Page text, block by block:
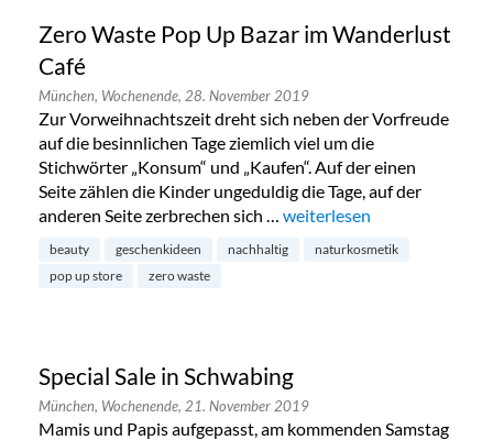
Zero Waste Pop Up Bazar im Wanderlust
Café
München, Wochenende, 28. November 2019
Zur Vorweihnachtszeit dreht sich neben der Vorfreude
auf die besinnlichen Tage ziemlich viel um die
Stichwörter „Konsum“ und „Kaufen“. Auf der einen
Seite zählen die Kinder ungeduldig die Tage, auf der
anderen Seite zerbrechen sich … „Zero Waste Pop Up Bazar
weiterlesen
beauty geschenkideen nachhaltig
naturkosmetik
pop up store
zero waste
Special Sale in Schwabing
München, Wochenende, 21. November 2019
Mamis und Papis aufgepasst, am kommenden Samstag